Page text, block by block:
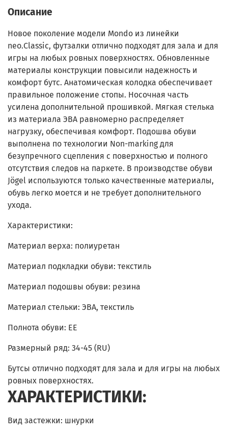
Описание
Новое поколение модели Mondo из линейки
neo.Classic, футзалки отлично подходят для зала и для
игры на любых ровных поверхностях. Обновленные
материалы конструкции повысили надежность и
комфорт бутс. Анатомическая колодка обеспечивает
правильное положение стопы. Носочная часть
усилена дополнительной прошивкой. Мягкая стелька
из материала ЭВА равномерно распределяет
нагрузку, обеспечивая комфорт. Подошва обуви
выполнена по технологии Non-marking для
безупречного сцепления с поверхностью и полного
отсутствия следов на паркете. В производстве обуви
Jögel используются только качественные материалы,
обувь легко моется и не требует дополнительного
ухода.
Характеристики:
Материал верха: полиуретан
Материал подкладки обуви: текстиль
Материал подошвы обуви: резина
Материал стельки: ЭВА, текстиль
Полнота обуви: EE
Размерный ряд: 34-45 (RU)
Бутсы отлично подходят для зала и для игры на любых
ровных поверхностях.
ХАРАКТЕРИСТИКИ:
Вид застежки: шнурки